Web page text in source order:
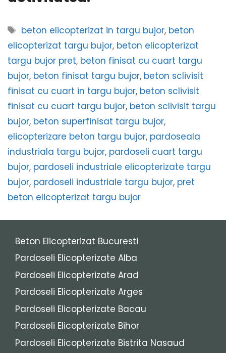
Etichete
beton elicopterizat in targu bujor, beton
elicopterizat targu bujor, beton elicopterizat
targu bujor pret, beton finisat cu cuart targu
bujor, beton finisat targu bujor, beton sclivisit
finisat cu cuart in targu bujor, beton sclivisit
finisat cu cuart targu bujor, beton sclivisit targu
bujor, beton superfinisat targu bujor,
elicopterizare beton targu bujor, pardoseala
industriala targu bujor, pardoseli cuart targu
bujor, pardoseli industriale elicopterizate targu
bujor, pardoseli industriale targu bujor, pret
beton elicopterizat targu bujor
Beton Elicopterizat Bucuresti
Pardoseli Elicopterizate Alba
Pardoseli Elicopterizate Arad
Pardoseli Elicopterizate Arges
Pardoseli Elicopterizate Bacau
Pardoseli Elicopterizate Bihor
Pardoseli Elicopterizate Bistrita Nasaud